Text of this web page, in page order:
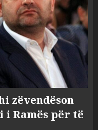
zëvendëson
i Ramës për të